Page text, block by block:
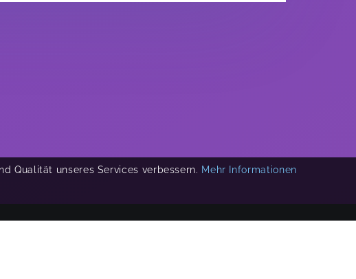
Qualität unseres Services verbessern. Mehr Informationen